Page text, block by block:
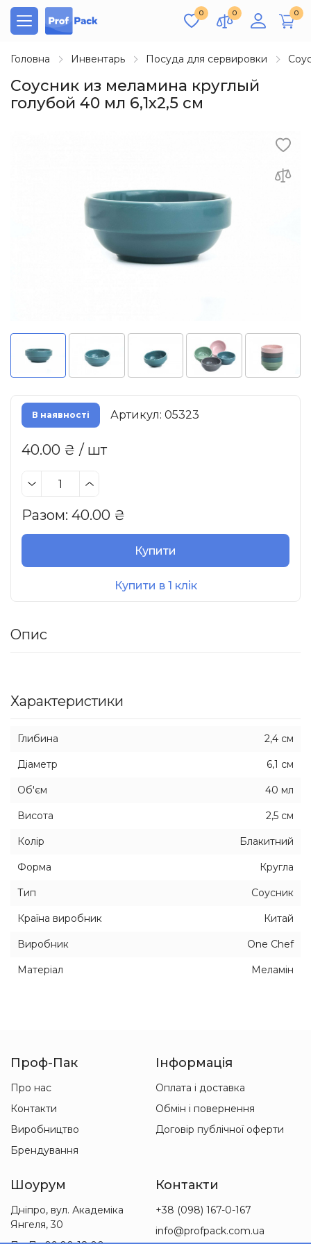
0 0 0
Головна Инвентарь Посуда для сервировки
Соусник из меламина круглый
голубой 40 мл 6,1х2,5 см
В наявності Артикул: 05323
40.00 ₴ / шт
Разом: 40.00 ₴
Купити
Купити в 1 клік
Опис
Характеристики
Глибина 2,4 см
Діаметр 6,1 см
Об'єм 40 мл
Висота 2,5 см
Колір Блакитний
Форма Кругла
Тип Соусник
Країна виробник Китай
Виробник One Chef
Матеріал Меламін
Проф-Пак
Про нас
Контакти
Виробництво
Брендування
Інформація
Оплата і доставка
Обмін і повернення
Договір публічної оферти
Шоурум
Дніпро, вул. Академіка
Янгеля, 30
Контакти
+38 (098) 167-0-167
info@profpack.com.ua